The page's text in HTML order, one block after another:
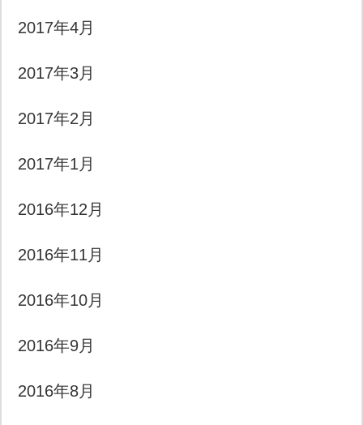
2017年4月
2017年3月
2017年2月
2017年1月
2016年12月
2016年11月
2016年10月
2016年9月
2016年8月